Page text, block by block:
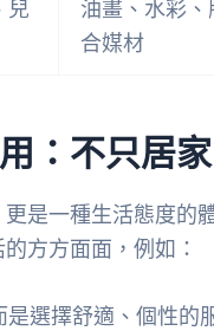
兒
油畫、水彩、
合媒材
：不只居
更是一種生活態度
方方面面，例如：
選擇舒適、個性的